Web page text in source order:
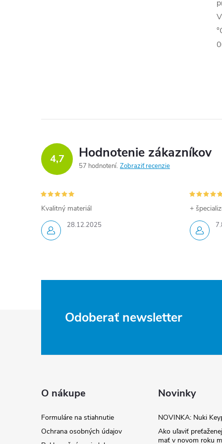
4,7 Hodnotenie zákazníkov
57 hodnotení Zobraziť recenzie
28.12.2025
Kvalitný materiál +
Odoberať newsletter
O nákupe
Formuláre na stiahnutie
Ochrana osobných údajov
Novinky
NOVINKA: Nuki
Ako uľaviť
mať v novom roku